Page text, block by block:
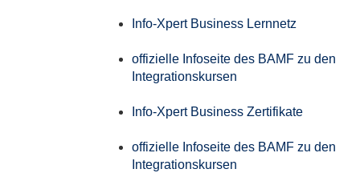
Info-Xpert Business Lernnetz
offizielle Infoseite des BAMF zu den
Integrationskursen
Info-Xpert Business Zertifikate
offizielle Infoseite des BAMF zu den
Integrationskursen